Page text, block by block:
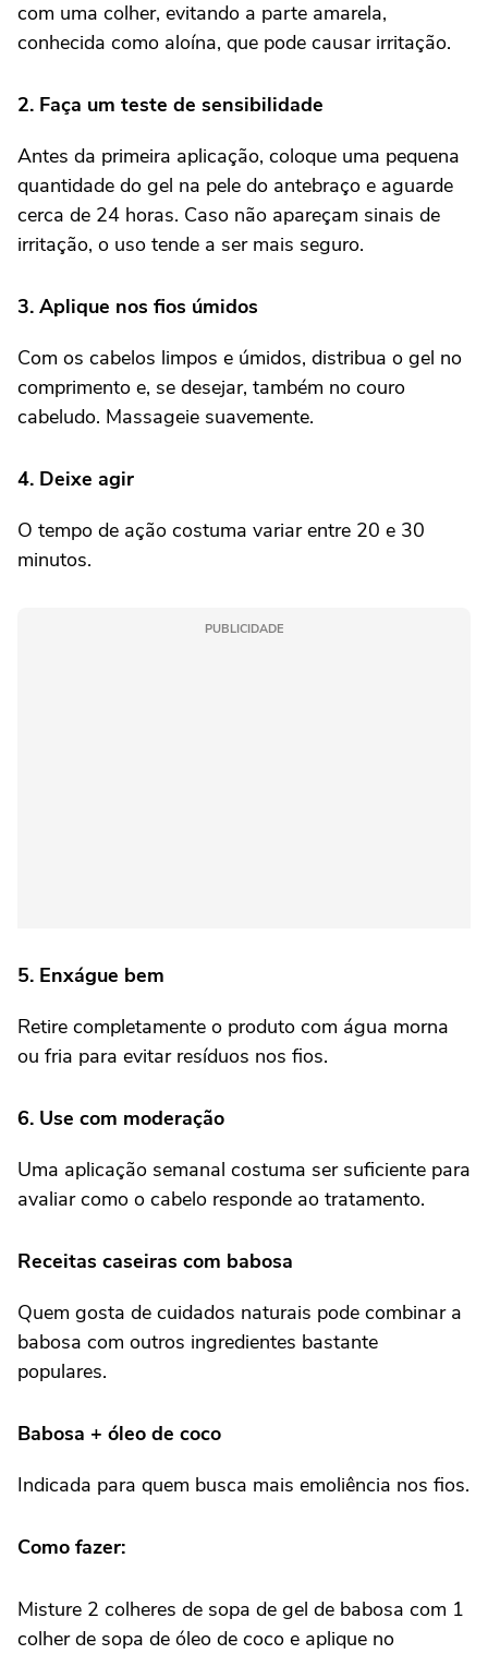
com uma colher, evitando a parte amarela,
conhecida como aloína, que pode causar irritação.
2. Faça um teste de sensibilidade
Antes da primeira aplicação, coloque uma pequena
quantidade do gel na pele do antebraço e aguarde
cerca de 24 horas. Caso não apareçam sinais de
irritação, o uso tende a ser mais seguro.
3. Aplique nos fios úmidos
Com os cabelos limpos e úmidos, distribua o gel no
comprimento e, se desejar, também no couro
cabeludo. Massageie suavemente.
4. Deixe agir
O tempo de ação costuma variar entre 20 e 30
minutos.
PUBLICIDADE
5. Enxágue bem
Retire completamente o produto com água morna
ou fria para evitar resíduos nos fios.
6. Use com moderação
Uma aplicação semanal costuma ser suficiente para
avaliar como o cabelo responde ao tratamento.
Receitas caseiras com babosa
Quem gosta de cuidados naturais pode combinar a
babosa com outros ingredientes bastante
populares.
Babosa + óleo de coco
Indicada para quem busca mais emoliência nos fios.
Como fazer:
Misture 2 colheres de sopa de gel de babosa com 1
colher de sopa de óleo de coco e aplique no